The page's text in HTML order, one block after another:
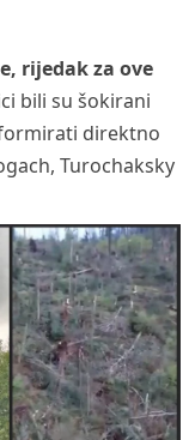
rijedak za ove
bili su šokirani
direktno
Turochaksky